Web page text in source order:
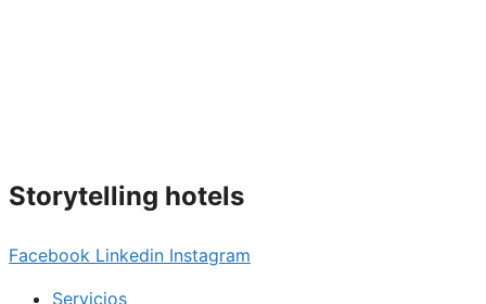
Storytelling hotels
Facebook Linkedin Instagram
Servicios